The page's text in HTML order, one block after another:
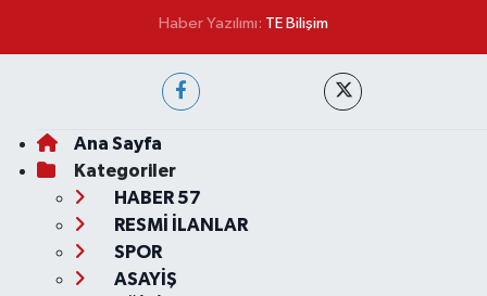
Haber Yazılımı: TE Bilişim
Ana Sayfa
Kategoriler
HABER 57
RESMİ İLANLAR
SPOR
ASAYİŞ